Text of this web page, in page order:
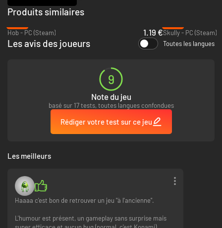
Un monde vivant et interactif :
couper le souffle, remplis d’énigmes, de dangers, ainsi que de créatures et
de personnages qui sauront vous surprendre.
Une narration immersive et poignante :
Entre humour, émotion et suspense, Darwin vous fera vivre une odyssée
mémorable.
Produits similaires
Hob - PC (Steam)
1.19 €Skully - PC (Steam)
Les avis des joueurs Toutes les langues
9
Note du jeu
basé sur 17 tests, toutes langues confondues
Rédiger votre test sur ce jeu
Les meilleurs
Haaaa c'est bon de retrouver un jeu "à l'ancienne".
L'humour est présent, un gameplay sans surprise mais